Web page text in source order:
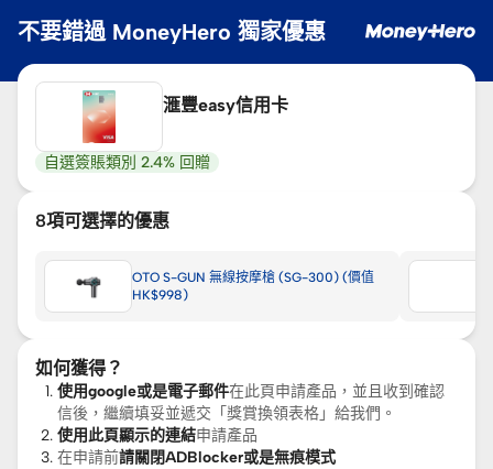
不要錯過 MoneyHero 獨家優惠
滙豐easy信用卡
自選簽賬類別 2.4% 回贈
8項可選擇的優惠
OTO S-GUN 無線按摩槍 (SG-300) (價值
HK$998)
如何獲得？
使用google或是電子郵件在此頁申請產品，並且收到確認
信後，繼續填妥並遞交「獎賞換領表格」給我們。
使用此頁顯示的連結申請產品
在申請前請關閉ADBlocker或是無痕模式